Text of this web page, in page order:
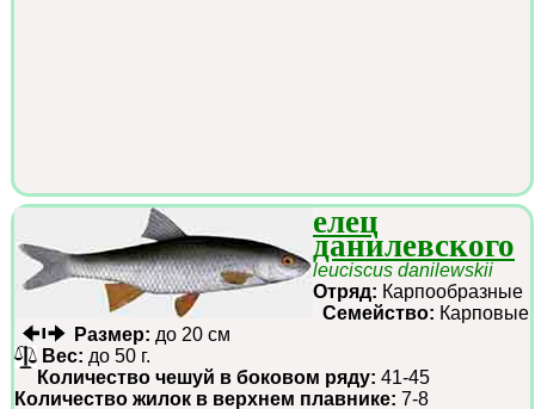
елец
данилевского
leuciscus danilewskii
Отряд: Карпообразные
Семейство: Карповые
Размер: до 20 см
Вес: до 50 г.
Количество чешуй в боковом ряду: 41-45
Количество жилок в верхнем плавнике: 7-8